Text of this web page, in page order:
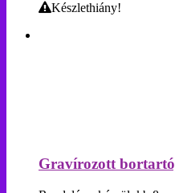
Készlethiány!
Gravírozott